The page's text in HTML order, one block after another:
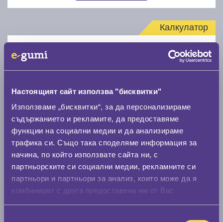
Настоящият сайт използва "бисквитки"
Използваме „бисквитки“, за да персонализираме
съдържанието и рекламите, да предоставяме
функции на социални медии и да анализираме
трафика си. Също така споделяме информация за
начина, по който използвате сайта ни, с
партньорските си социални медии, рекламните си
партньори и партньори за анализ, които може да я
комбинират с друга предоставена им от Вас
Калкулатор
Нов размер